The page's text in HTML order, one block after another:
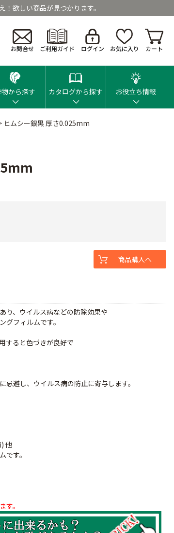
欲しい商品が見つかります。
お問合せ ご利用ガイド ログイン お気に入り カート
物から探す カタログから探す お役立ち情報
ヒムシー銀黒 厚さ0.025mm
り、ウイルス病などの防除効果や
グフィルムです。
すると色づきが良好で
避し、ウイルス病の防止に寄与します。
他
です。
す。
商品購入へ